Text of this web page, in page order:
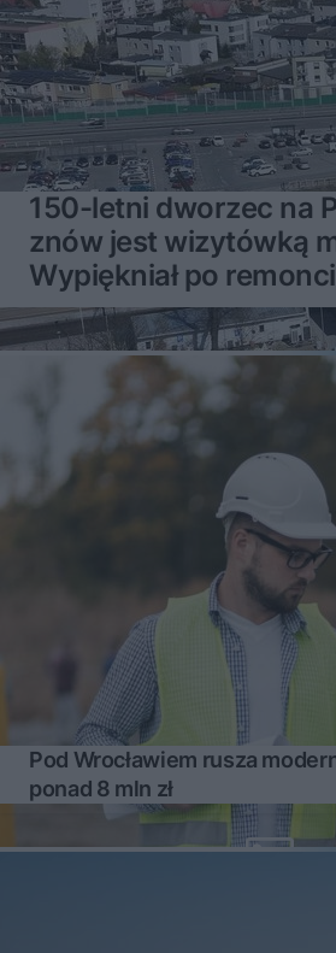
150-letni dworzec na
znów jest wizytówką
Wypiękniał po
Pod Wrocławiem rusza
ponad 8 mln zł